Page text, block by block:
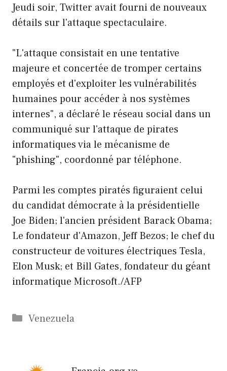
Jeudi soir, Twitter avait fourni de nouveaux
détails sur l'attaque spectaculaire.
"L'attaque consistait en une tentative
majeure et concertée de tromper certains
employés et d'exploiter les vulnérabilités
humaines pour accéder à nos systèmes
internes", a déclaré le réseau social dans un
communiqué sur l'attaque de pirates
informatiques via le mécanisme de
"phishing", coordonné par téléphone.
Parmi les comptes piratés figuraient celui
du candidat démocrate à la présidentielle
Joe Biden; l'ancien président Barack Obama;
Le fondateur d'Amazon, Jeff Bezos; le chef du
constructeur de voitures électriques Tesla,
Elon Musk; et Bill Gates, fondateur du géant
informatique Microsoft./AFP
Catégories
Venezuela